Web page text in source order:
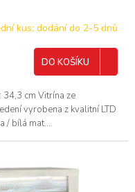
kus: dodání do 2-5 dnů
DO KOŠÍKU
34,3 cm Vitrína ze
vyrobena z kvalitní LTD
/ bílá mat....